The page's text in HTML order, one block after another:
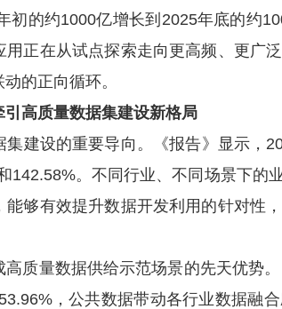
初的约1000亿增长到2025年底的约
正在从试点探索走向更高频、更广
的正向循环。
高质量数据集建设新格局
设的重要导向。《报告》显示，
142.58%。不同行业、不同场景下
够有效提升数据开发利用的针对性
量数据供给示范场景的先天优势。
，公共数据带动各行业数据融